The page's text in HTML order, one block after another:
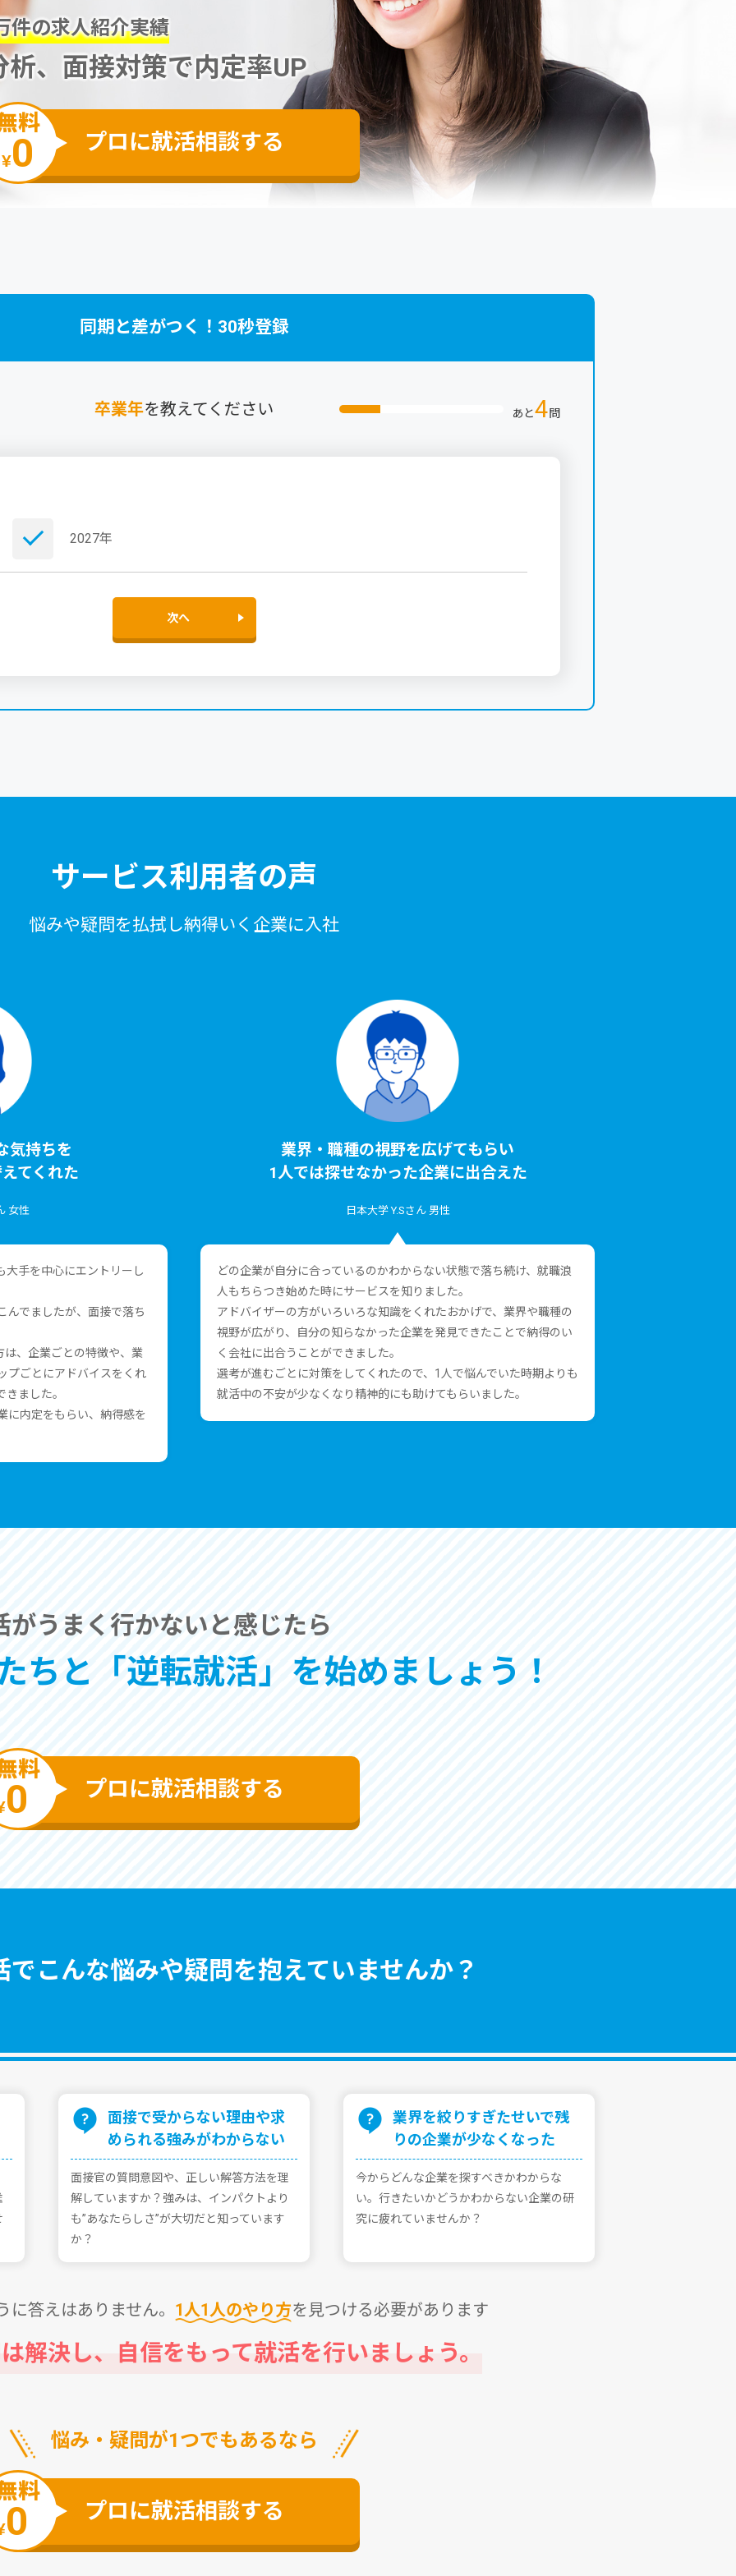
件の求人紹介実績
、面接対策で内定率UP
料
¥0 プロに就活相談する
同期と差がつく！30秒登録
卒業年を教えてください あと4問
2027年
次へ
サービス利⽤者の声
悩みや疑問を払拭し納得いく企業に⼊社
気持ちを
てくれた
⼥性
⼤⼿を中⼼にエントリーし
んでましたが、⾯接で落ち
、企業ごとの特徴や、業
プごとにアドバイスをくれ
ました。
に内定をもらい、納得感を
業界・職種の視野を広げてもらい
1⼈では探せなかった企業に出合えた
⽇本⼤学 Y.Sさん 男性
どの企業が⾃分に合っているのかわからない状態で落ち続け、就職浪
⼈もちらつき始めた時にサービスを知りました。
アドバイザーの⽅がいろいろな知識をくれたおかげで、業界や職種の
視野が広がり、⾃分の知らなかった企業を発⾒できたことで納得のい
く会社に出合うことができました。
選考が進むごとに対策をしてくれたので、1⼈で悩んでいた時期よりも
就活中の不安が少なくなり精神的にも助けてもらいました。
がうまく⾏かないと感じたら
ちと「逆転就活」を始めましょう！
料
0 プロに就活相談する
でこんな悩みや疑問を抱えていませんか？
⾯接で受からない理由や求
められる強みがわからない
⾯接官の質問意図や、正しい解答⽅法を理
解していますか？強みは、インパクトより
も”あなたらしさ”が⼤切だと知っています
か？
業界を絞りすぎたせいで残
りの企業が少なくなった
今からどんな企業を探すべきかわからな
い。⾏きたいかどうかわからない企業の研
究に疲れていませんか？
に答えはありません。 1⼈1⼈のやり⽅を⾒つける必要があります
解決し、⾃信をもって就活を⾏いましょう。
悩み・疑問が1つでもあるなら
料
0 プロに就活相談する